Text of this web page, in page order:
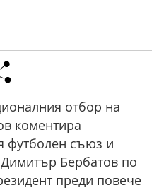
отбор на
коментира
футболен съюз и
Бербатов по
преди повече